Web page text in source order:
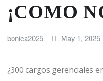
¡COMO
bonica2025 May 1, 2025
¿300 cargos gerenciales